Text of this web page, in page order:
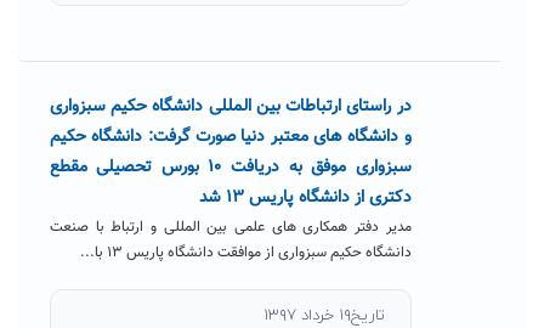
در راستای ارتباطات بین المللی دانشگاه حکیم سبزواری
و دانشگاه های معتبر دنیا صورت گرفت: دانشگاه حکیم
سبزواری موفق به دریافت ۱۰ بورس تحصیلی مقطع
دکتری از دانشگاه پاریس ۱۳ شد
مدیر دفتر همکاری های علمی بین المللی و ارتباط با صنعت
دانشگاه حکیم سبزواری از موافقت دانشگاه پاریس ۱۳ با...
تاریخ۱۹ خرداد ۱۳۹۷